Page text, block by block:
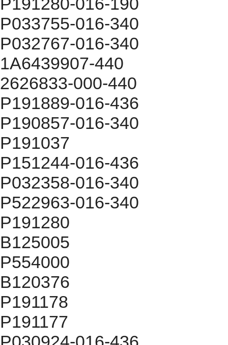
P033755-016-340
P032767-016-340
1A6439907-440
2626833-000-440
P191889-016-436
P190857-016-340
P191037
P151244-016-436
P032358-016-340
P522963-016-340
P191280
B125005
P554000
B120376
P191178
P191177